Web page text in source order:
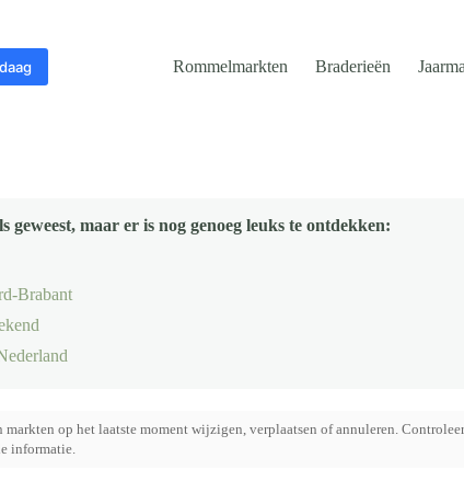
Rommelmarkten Braderieën
geweest, maar er is nog genoeg leuks te ontdekken:
Brabant
op het laatste moment wijzigen, verplaatsen of annuleren.
informatie.